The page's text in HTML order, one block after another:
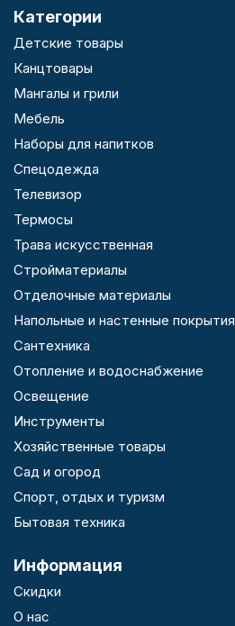
Категории
Детские товары
Канцтовары
Мангалы и грили
Мебель
Наборы для напитков
Спецодежда
Телевизор
Термосы
Трава искусственная
Стройматериалы
Отделочные материалы
Напольные и настенные покрытия
Сантехника
Отопление и водоснабжение
Освещение
Инструменты
Хозяйственные товары
Сад и огород
Спорт, отдых и туризм
Бытовая техника
Информация
Скидки
О нас